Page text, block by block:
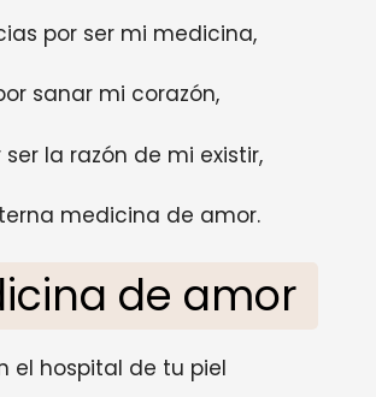
por ser mi medicina,
sanar mi corazón,
ser la razón de mi existir,
medicina de amor.
de amor
el hospital de tu piel